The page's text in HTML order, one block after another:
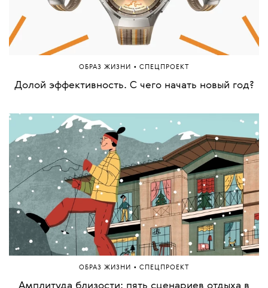
КУЛЬТУРА• СПЕЦПРОЕКТ
Городские фантомы. Четыре истории о том, что
скрывает Москва